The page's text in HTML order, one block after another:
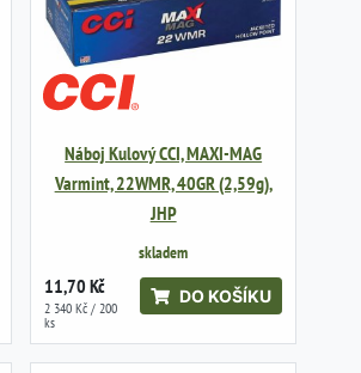
Náboj Kulový CCI, MAXI-MAG
Varmint, 22WMR, 40GR (2,59g),
JHP
skladem
11,70 Kč
2 340 Kč / 200
ks
DO KOŠÍKU